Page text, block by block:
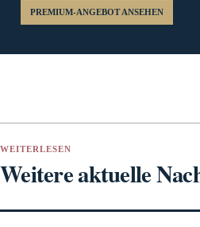
PREMIUM-ANGEBOT ANSEHEN
WEITERLESEN
Weitere aktuelle